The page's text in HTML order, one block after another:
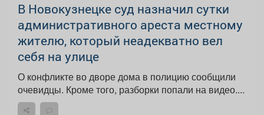
В Новокузнецке суд назначил сутки
административного ареста местному
жителю, который неадекватно вел
себя на улице
О конфликте во дворе дома в полицию сообщили
очевидцы. Кроме того, разборки попали на видео....